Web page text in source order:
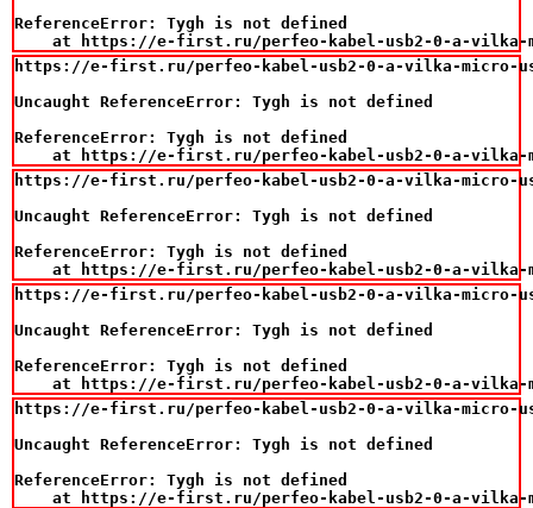
ReferenceError: Tygh is not defined
at https://e-first.ru/perfeo-kabel-usb2-0-a-
https://e-first.ru/perfeo-kabel-usb2-0-a-vilka-micro-
Uncaught ReferenceError: Tygh is not defined
ReferenceError: Tygh is not defined
at https://e-first.ru/perfeo-kabel-usb2-0-a-
https://e-first.ru/perfeo-kabel-usb2-0-a-vilka-micro-
Uncaught ReferenceError: Tygh is not defined
ReferenceError: Tygh is not defined
at https://e-first.ru/perfeo-kabel-usb2-0-a-
https://e-first.ru/perfeo-kabel-usb2-0-a-vilka-micro-
Uncaught ReferenceError: Tygh is not defined
ReferenceError: Tygh is not defined
at https://e-first.ru/perfeo-kabel-usb2-0-a-
https://e-first.ru/perfeo-kabel-usb2-0-a-vilka-micro-
Uncaught ReferenceError: Tygh is not defined
ReferenceError: Tygh is not defined
at https://e-first.ru/perfeo-kabel-usb2-0-a-